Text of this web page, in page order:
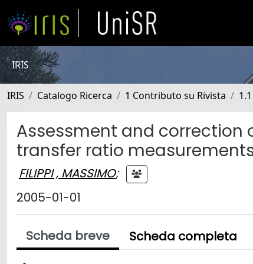
IRIS
IRIS Catalogo Ricerca 1 Contributo su Rivista
Assessment and correction
transfer ratio
FILIPPI , MASSIMO;
2005-01-01
Scheda breve Scheda completa